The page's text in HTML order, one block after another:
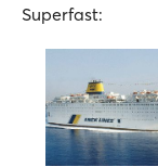
Superfast: